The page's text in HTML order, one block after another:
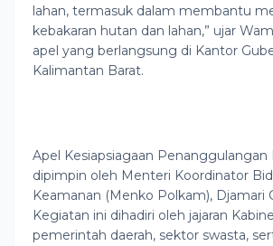
lahan, termasuk dalam membantu
kebakaran hutan dan lahan,” ujar
apel yang berlangsung di Kantor
Kalimantan Barat.
Apel Kesiapsiagaan Penanggulangan
dipimpin oleh Menteri Koordinator
Keamanan (Menko Polkam), Djamari
Kegiatan ini dihadiri oleh jajaran
pemerintah daerah, sektor swasta,